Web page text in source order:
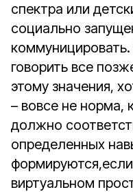
спектра или
социально
говорить все
этому значения,
– вовсе не норма,
должно
определенных
виртуальном